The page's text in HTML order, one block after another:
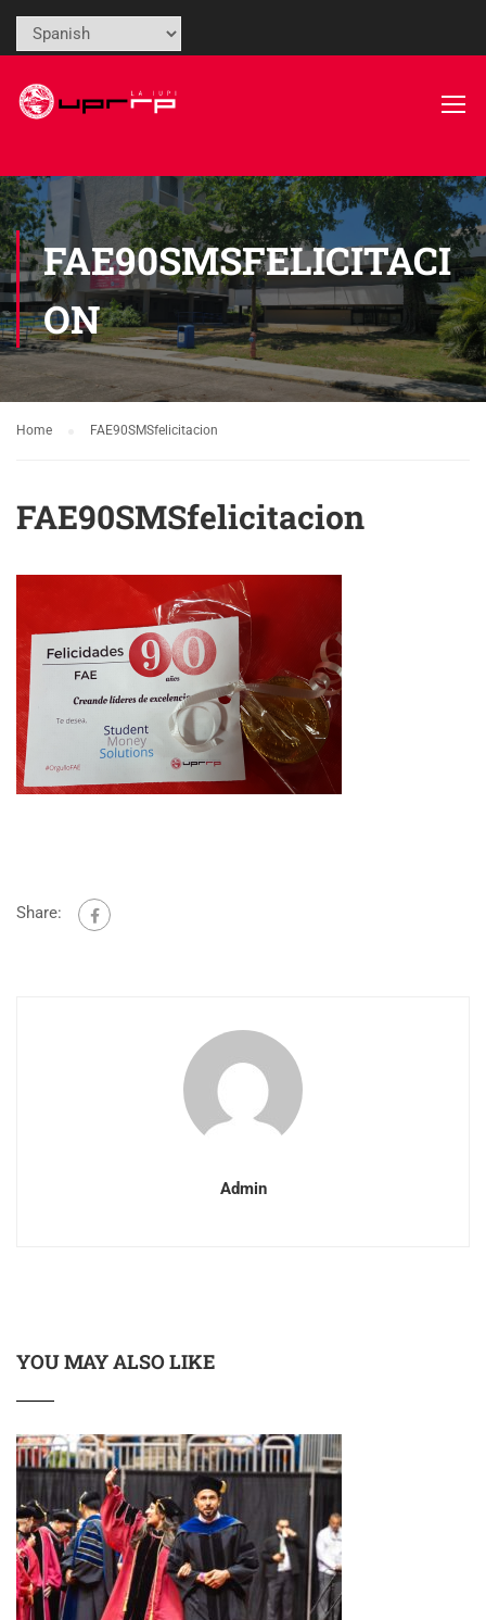
FAE90SMSFELICITACI
ON
Home FAE90SMSfelicitacion
FAE90SMSfelicitacion
Share:
Admin
YOU MAY ALSO LIKE